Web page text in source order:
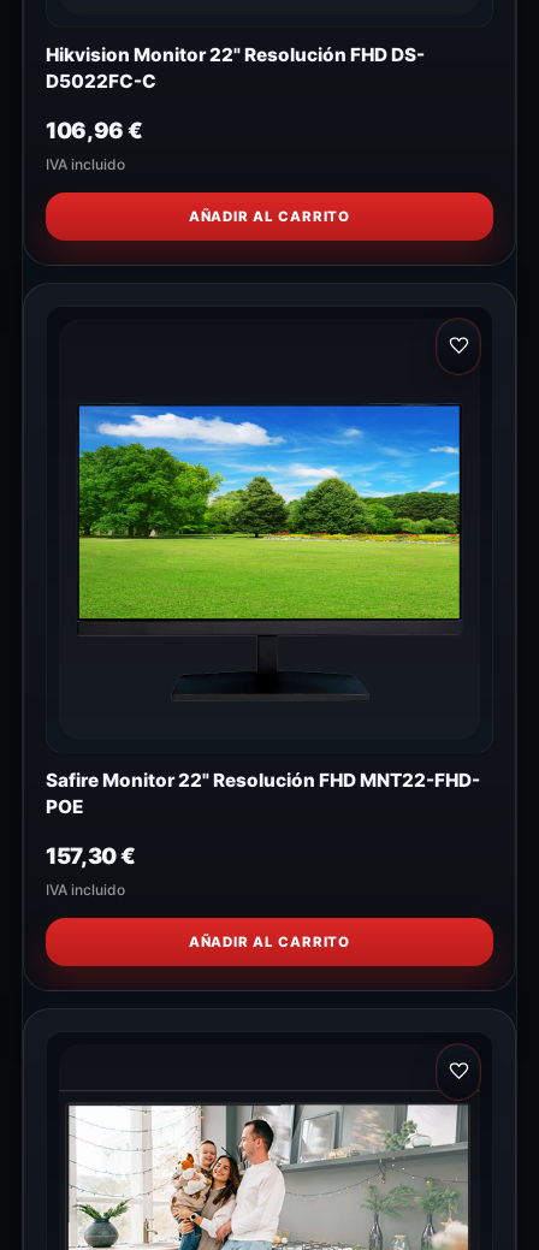
Hikvision Monitor 22" Resolución FHD DS-
D5022FC-C
106,96€
IVA incluido
AÑADIR AL CARRITO
Safire Monitor 22" Resolución FHD MNT22-FHD-
POE
157,30€
IVA incluido
AÑADIR AL CARRITO